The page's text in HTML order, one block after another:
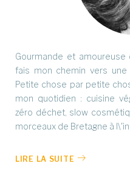
Gourmande et
fais mon chemin vers
Petite chose par petite
mon quotidien : cuisine
zéro déchet, slow
morceaux de Bretagne à
LIRE LA SUITE